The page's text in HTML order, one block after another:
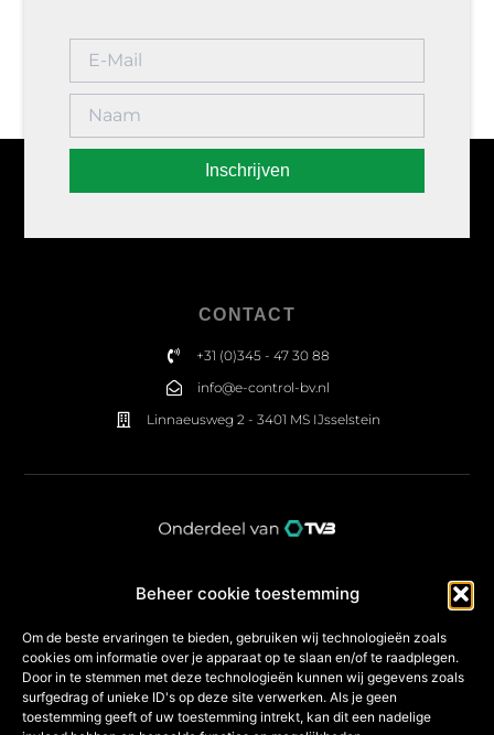
Beheer cookie toestemming
Om de beste ervaringen te bieden, gebruiken wij technologieën zoals
cookies om informatie over je apparaat op te slaan en/of te raadplegen.
Door in te stemmen met deze technologieën kunnen wij gegevens zoals
surfgedrag of unieke ID's op deze site verwerken. Als je geen
toestemming geeft of uw toestemming intrekt, kan dit een nadelige
Inschrijven
CONTACT
+31 (0)345 - 47 30 88
info@e-control-bv.nl
Linnaeusweg 2 - 3401 MS IJsselstein